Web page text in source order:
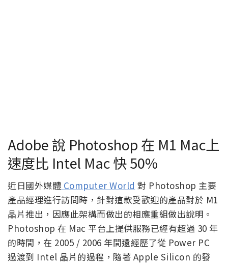
Adobe 說 Photoshop 在 M1 Mac上
速度比 Intel Mac 快 50%
近日國外媒體 Computer World 對 Photoshop 主要
產品經理進行訪問時，針對這款受歡迎的產品對於 M1
晶片推出，因應此架構而做出的相應重組做出說明。
Photoshop 在 Mac 平台上提供服務已經有超過 30 年
的時間，在 2005 / 2006 年間還經歷了從 Power PC
過渡到 Intel 晶片的過程，隨著 Apple Silicon 的發